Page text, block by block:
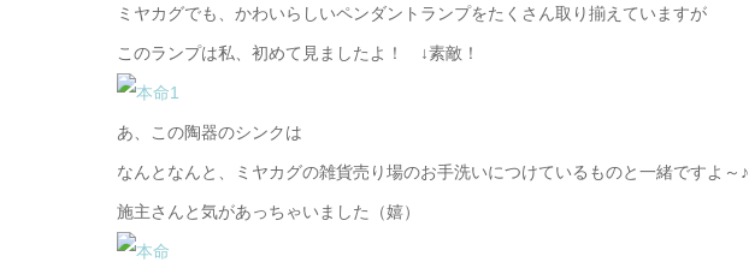
ミヤカグでも、かわいらしいペンダントランプをたくさん取り揃えていますが
このランプは私、初めて見ましたよ！ ↓素敵！
あ、この陶器のシンクは
なんとなんと、ミヤカグの雑貨売り場のお手洗いにつけているものと一緒ですよ～♪
施主さんと気があっちゃいました（嬉）